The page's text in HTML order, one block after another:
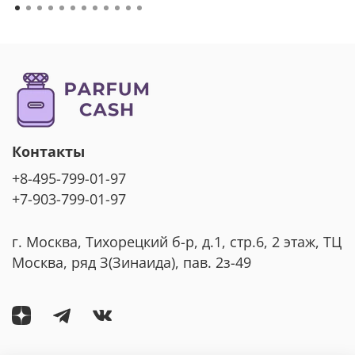
Контакты
+8-495-799-01-97
+7-903-799-01-97
г. Москва, Тихорецкий б-р, д.1, стр.6, 2 этаж, ТЦ
Москва, ряд З(Зинаида), пав. 2з-49